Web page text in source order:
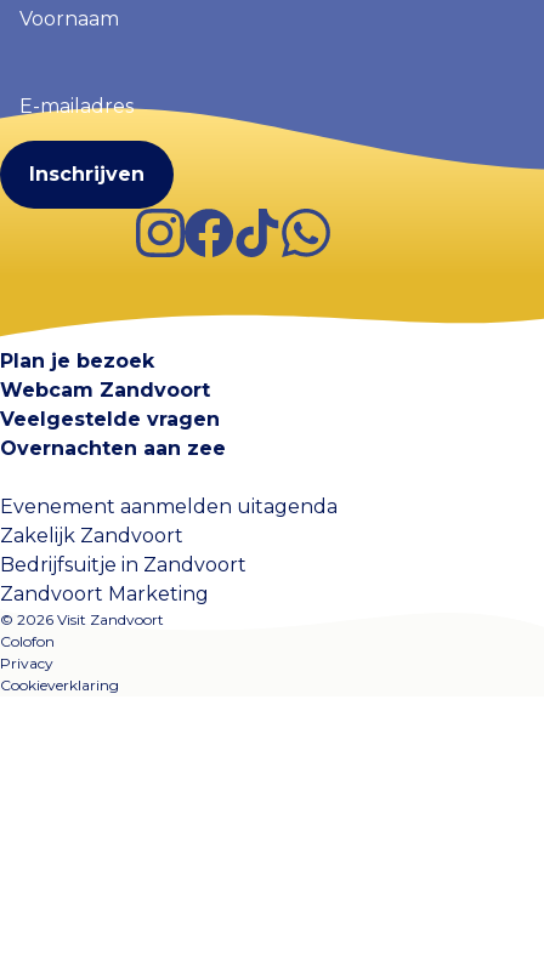
(Vereist)
mailadres
(Vereist)
InstagramFacebook
TikTokWhatsApp
Plan je bezoek
Webcam Zandvoort
Veelgestelde vragen
Overnachten aan zee
Evenement aanmelden uitagenda
Zakelijk Zandvoort
Bedrijfsuitje in Zandvoort
Zandvoort Marketing
© 2026 Visit Zandvoort
Colofon
Privacy
Cookieverklaring